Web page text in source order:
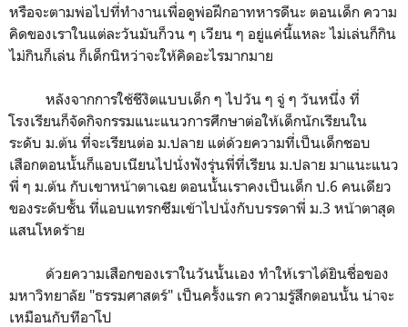
หรือจะตามพ่อไปที่ทำงานเพื่อดูพ่อฝึกอาทหารดีนะ ตอนเด็ก ความ
คิดของเราในแต่ละวันมันก็วน ๆ เวียน ๆ อยู่แค่นี้แหละ ไม่เล่นก็กิน
ไม่กินก็เล่น ก็เด็กนิหว่าจะให้คิดอะไรมากมาย
หลังจากการใช้ชีงิตแบบเด็ก ๆ ไปวัน ๆ จู่ ๆ วันหนึ่ง ที่
โรงเรียนก็จัดกิจกรรมแนะแนวการศึกษาต่อให้เด็กนักเรียนใน
ระดับ ม.ต้น ที่จะเรียนต่อ ม.ปลาย แต่ด้วยความที่เป็นเด็กชอบ
เสือกตอนนั้นก็แอบเนียนไปนั่งฟังรุ่นพี่ที่เรียน ม.ปลาย มาแนะแนว
พี่ ๆ ม.ต้น กับเขาหน้าตาเฉย ตอนนั้นเราคงเป็นเด็ก ป.6 คนเดียว
ของระดับชั้น ที่แอบแทรกซึมเข้าไปนั่งกับบรรดาพี่ ม.3 หน้าตาสุด
แสนโหดร้าย
ด้วยความเสือกของเราในวันนั้นเอง ทำให้เราได้ยินชื่อของ
มหาวิทยาลัย "ธรรมศาสตร์" เป็นครั้งแรก ความรู้สึกตอนนั้น น่าจะ
เหมือนกับทีอาโป